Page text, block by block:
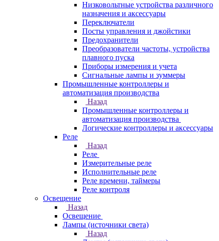
Низковольтные устройства различного
назначения и аксессуары
Переключатели
Посты управления и джойстики
Предохранители
Преобразователи частоты, устройства
плавного пуска
Приборы измерения и учета
Сигнальные лампы и зуммеры
Промышленные контроллеры и
автоматизация производства
Назад
Промышленные контроллеры и
автоматизация производства
Логические контроллеры и аксессуары
Реле
Назад
Реле
Измерительные реле
Исполнительные реле
Реле времени, таймеры
Реле контроля
Освещение
Назад
Освещение
Лампы (источники света)
Назад